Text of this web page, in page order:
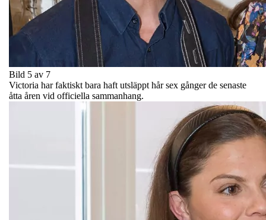
Bild 5 av 7
Victoria har faktiskt bara haft utsläppt hår sex gånger de senaste
åtta åren vid officiella sammanhang.